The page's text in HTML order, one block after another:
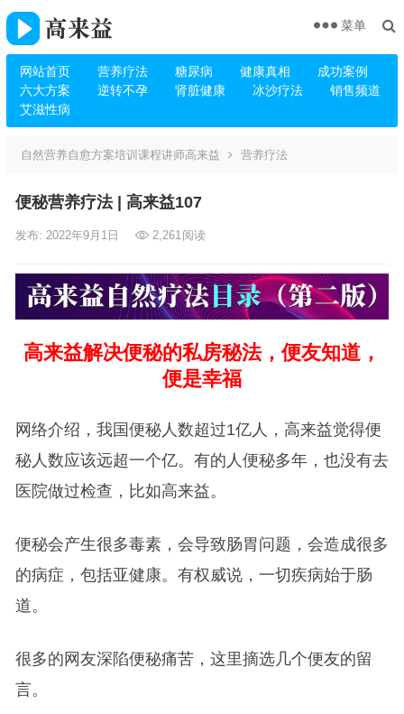
网站首页 营养疗法 糖尿病 健康真相
成功案例
六大方案
逆转不孕 肾脏健康 冰沙疗法
销售频道
艾滋性病
菜单
自然营养自愈方案培训课程讲师高来益 营养疗法
便秘营养疗法 | 高来益107
发布: 2022年9月1日 2,261阅读
高来益解决便秘的私房秘法，便友知道，
便是幸福
网络介绍，我国便秘人数超过1亿人，高来益觉得便
秘人数应该远超一个亿。有的人便秘多年，也没有去
医院做过检查，比如高来益。
便秘会产生很多毒素，会导致肠胃问题，会造成很多
的病症，包括亚健康。有权威说，一切疾病始于肠
道。
很多的网友深陷便秘痛苦，这里摘选几个便友的留
言。